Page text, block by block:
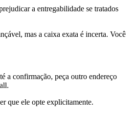
a entregabilidade se tratados
mas a caixa exata é incerta. Você
a confirmação, peça outro endereço
que ele opte explicitamente.